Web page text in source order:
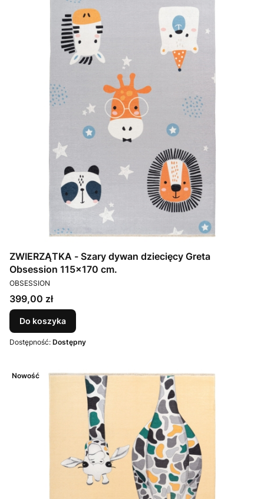
ZWIERZĄTKA - Szary dywan dziecięcy Greta
Obsession 115x170 cm.
PRODUCENT
OBSESSION
Cena
399,00 zł
Do koszyka
Dostępność: Dostępny
Nowość